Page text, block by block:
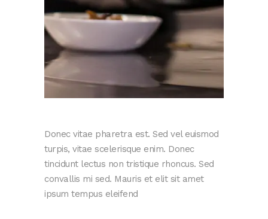
Donec vitae pharetra est. Sed vel euismod
turpis, vitae scelerisque enim. Donec
tincidunt lectus non tristique rhoncus. Sed
convallis mi sed. Mauris et elit sit amet
ipsum tempus eleifend